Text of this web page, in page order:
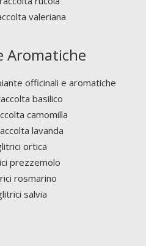
valeriana
Aromatiche
officinali e aromatiche
basilico
camomilla
lavanda
ortica
prezzemolo
rosmarino
salvia